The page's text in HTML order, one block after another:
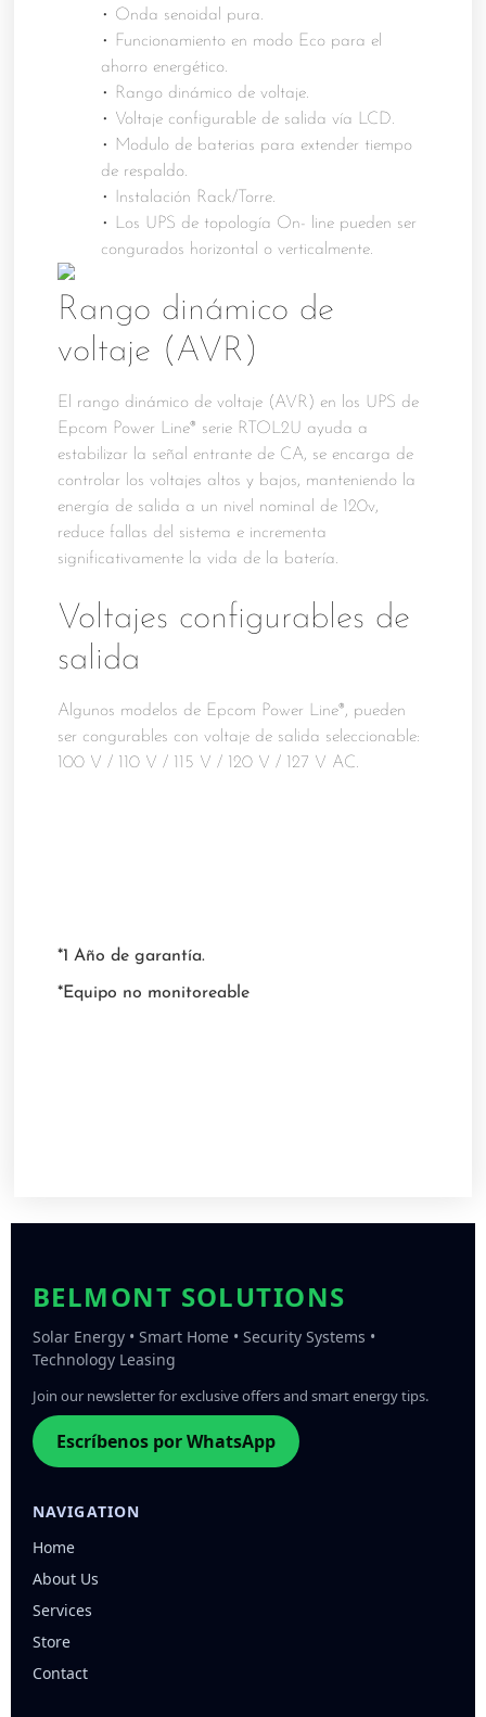
• Onda senoidal pura.
• Funcionamiento en modo Eco para el
ahorro energético.
• Rango dinámico de voltaje.
• Voltaje configurable de salida vía LCD.
• Modulo de baterias para extender tiempo
de respaldo.
• Instalación Rack/Torre.
• Los UPS de topología On- line pueden ser
congurados horizontal o verticalmente.
Rango dinámico de
voltaje (AVR)
El rango dinámico de voltaje (AVR) en los UPS de
Epcom Power Line® serie RTOL2U ayuda a
estabilizar la señal entrante de CA, se encarga de
controlar los voltajes altos y bajos, manteniendo la
energía de salida a un nivel nominal de 120v,
reduce fallas del sistema e incrementa
significativamente la vida de la batería.
Voltajes configurables de
salida
Algunos modelos de Epcom Power Line®, pueden
ser congurables con voltaje de salida seleccionable:
100 V / 110 V / 115 V / 120 V / 127 V AC.
*1 Año de garantía.
*Equipo no monitoreable
BELMONT SOLUTIONS
Solar Energy • Smart Home • Security Systems •
Technology Leasing
Join our newsletter for exclusive offers and smart energy tips.
Escríbenos por WhatsApp
NAVIGATION
Home
About Us
Services
Store
Contact